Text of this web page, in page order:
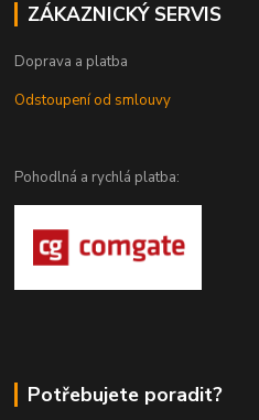
ZÁKAZNICKÝ SERVIS
Doprava a platba
Odstoupení od smlouvy
Pohodlná a rychlá platba:
Potřebujete poradit?